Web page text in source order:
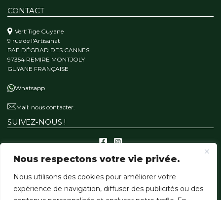
Nous respectons votre vie privée.
Nous utilisons des cookies pour améliorer votre
expérience de navigation, diffuser des publicités ou des
CONTACT
Vert'Tige Guyane
9 rue de l'Artisanat
PAE DÉGRAD DES CANNES
97354 REMIRE MONTJOLY
GUYANE FRANÇAISE
Whatsapp
Mail: nous contacter.
SUIVEZ-NOUS !
A PROPOS
Notre mission